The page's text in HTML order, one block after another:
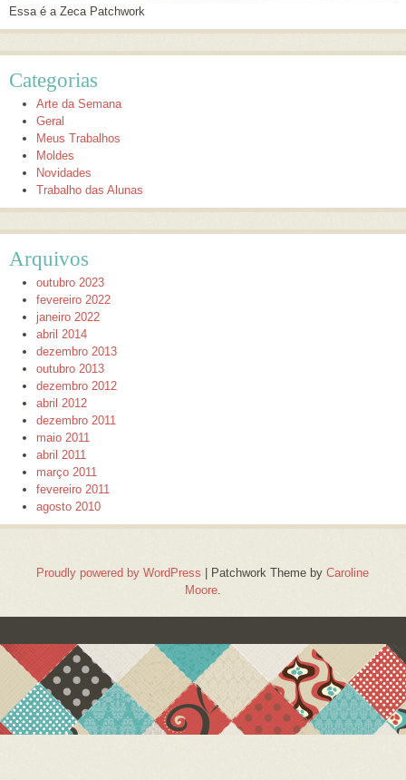
Essa é a Zeca Patchwork
Categorias
Arte da Semana
Geral
Meus Trabalhos
Moldes
Novidades
Trabalho das Alunas
Arquivos
outubro 2023
fevereiro 2022
janeiro 2022
abril 2014
dezembro 2013
outubro 2013
dezembro 2012
abril 2012
dezembro 2011
maio 2011
abril 2011
março 2011
fevereiro 2011
agosto 2010
Proudly powered by WordPress Patchwork Theme byCaroline
Moore.